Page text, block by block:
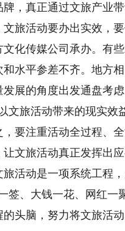
牌，真正通过文旅产业带
活动要办出实效，要
文化传媒公司承办。有
和水平参差不齐。地方
发展的角度出发通盘考
文旅活动带来的现实
，要注重活动全过程、
文旅活动真正发挥出应
动是一项系统工程，
签、大钱一花、网红一
头脑，努力将文旅活